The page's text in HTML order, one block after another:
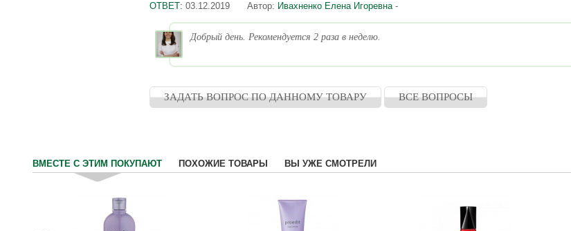
ОТВЕТ: 03.12.2019 Автор: Ивахненко Елена Игоревна-
Добрый день. Рекомендуется 2 раза в неделю.
ЗАДАТЬ ВОПРОС ПО ДАННОМУ ТОВАРУ ВСЕ ВОПРОСЫ
ВМЕСТЕ С ЭТИМ ПОКУПАЮТ ПОХОЖИЕ ТОВАРЫ ВЫ УЖЕ СМОТРЕЛИ